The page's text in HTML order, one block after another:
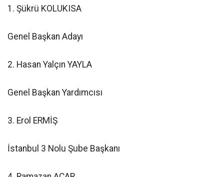
1. Şükrü KOLUKISA
Genel Başkan Adayı
2. Hasan Yalçın YAYLA
Genel Başkan Yardımcısı
3. Erol ERMİŞ
İstanbul 3 Nolu Şube Başkanı